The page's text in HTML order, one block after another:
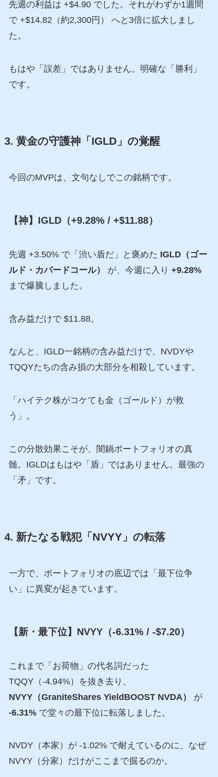
先週の利益は +$4.90 でした。それがわずか1週間
で +$14.82（約2,300円） へと3倍に拡大しまし
た。
もはや「誤差」ではありません。明確な「勝利」
です。
3. 黄金の守護神「IGLD」の覚醒
今回のMVPは、文句なしでこの銘柄です。
【神】IGLD（+9.28% / +$11.88）
先週 +3.50% で「渋い盾だ」と褒めた IGLD（ゴー
ルド・カバードコール）
が、今週に入り +9.28%
まで爆騰しました。
含み益だけで $11.88。
なんと、IGLD一銘柄の含み益だけで、NVDYや
TQQYたちの含み損の大部分を相殺しています。
「ハイテク株がコケても金（ゴールド）が救
う」。
この分散効果こそが、闇鍋ポートフォリオの真
髄。IGLDはもはや「盾」ではありません。最強の
「矛」です。
4. 新たなる戦犯「NVYY」の転落
一方で、ポートフォリオの底辺では「最下位争
い」に異変が起きています。
【新・最下位】NVYY（-6.31% / -$7.20）
これまで「お荷物」の代名詞だった
TQQY（-4.94%）を抜き去り、
NVYY（GraniteShares YieldBOOST NVDA）
が
-6.31%で堂々の最下位に転落しました。
NVDY（本家）が -1.02% で耐えているのに、なぜ
NVYY（分家）だけがここまで掘るのか。